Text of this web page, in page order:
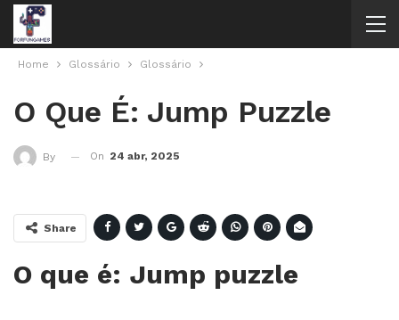
Home Glossário Glossário
O Que É: Jump Puzzle
By On 24 abr, 2025
Share
O que é: Jump puzzle